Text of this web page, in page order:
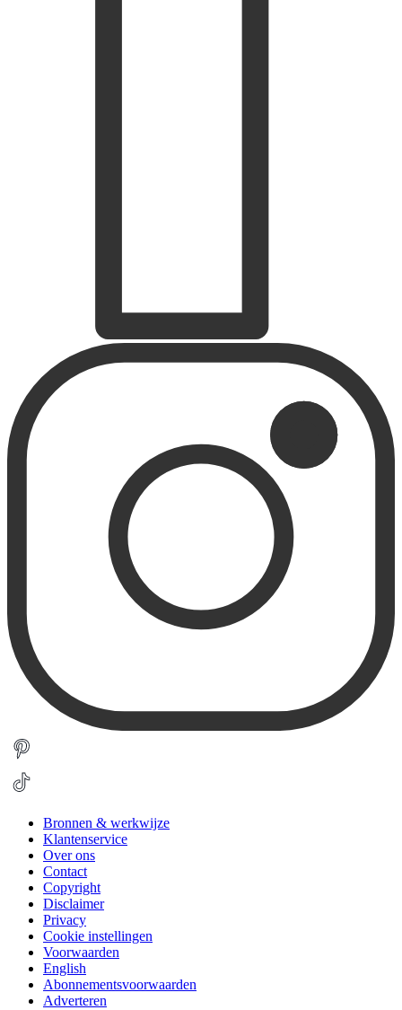
Bronnen & werkwijze
Klantenservice
Over ons
Contact
Copyright
Disclaimer
Privacy
Cookie instellingen
Voorwaarden
English
Abonnementsvoorwaarden
Adverteren